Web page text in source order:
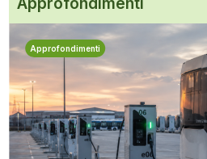
Approfondimenti